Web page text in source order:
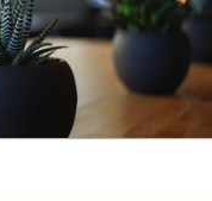
FÜR